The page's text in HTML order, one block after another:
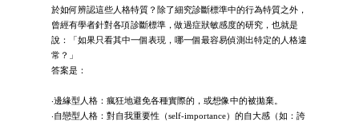
於如何辨認這些人格特質？除了細究診斷標準中的行為特質之外，
曾經有學者針對各項診斷標準，做過症狀敏感度的研究，也就是
說：「如果只看其中一個表現，哪一個最容易偵測出特定的人格違
常？」
答案是：
‧邊緣型人格：瘋狂地避免各種實際的，或想像中的被拋棄。
‧自戀型人格：對自我重要性（self-importance）的自大感（如：誇